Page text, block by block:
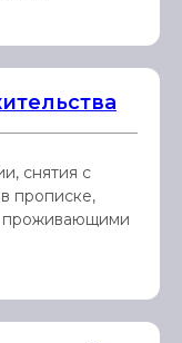
снятия с
прописке,
проживающими